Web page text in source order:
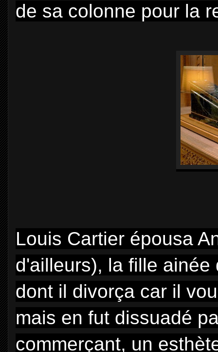
de sa colonne pour la
Louis Cartier épousa
d'ailleurs), la fille
dont il divorça car il
mais en fut dissuadé
commerçant, un